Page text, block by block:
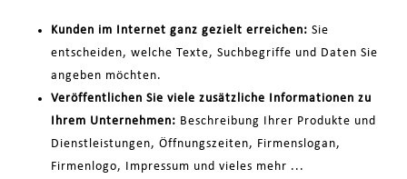
Kunden im Internet ganz gezielt erreichen: Sie
entscheiden, welche Texte, Suchbegriffe und Daten Sie
angeben möchten.
Veröffentlichen Sie viele zusätzliche Informationen zu
Ihrem Unternehmen: Beschreibung Ihrer Produkte und
Dienstleistungen, Öffnungszeiten, Firmenslogan,
Firmenlogo, Impressum und vieles mehr ...